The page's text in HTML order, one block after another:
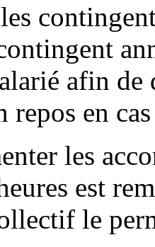
afin de
en
les
est
le